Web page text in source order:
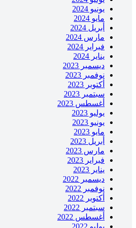
يونيو 2024
مايو 2024
أبريل 2024
مارس 2024
فبراير 2024
يناير 2024
ديسمبر 2023
نوفمبر 2023
أكتوبر 2023
سبتمبر 2023
أغسطس 2023
يوليو 2023
يونيو 2023
مايو 2023
أبريل 2023
مارس 2023
فبراير 2023
يناير 2023
ديسمبر 2022
نوفمبر 2022
أكتوبر 2022
سبتمبر 2022
أغسطس 2022
يوليو 2022